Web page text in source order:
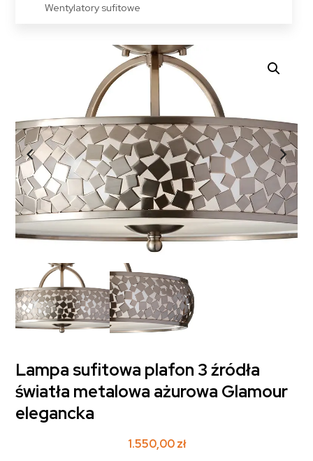
Wentylatory sufitowe
Lampa sufitowa plafon 3 źródła
światła metalowa ażurowa Glamour
elegancka
1.550,00zł